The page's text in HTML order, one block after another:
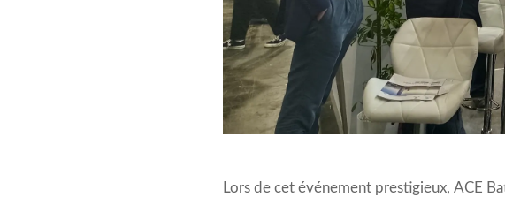
Lors de cet événement prestigieux, ACE